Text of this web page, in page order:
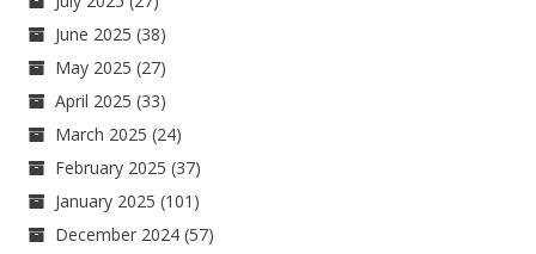
June 2025 (38)
May 2025 (27)
April 2025 (33)
March 2025 (24)
February 2025 (37)
January 2025 (101)
December 2024 (57)